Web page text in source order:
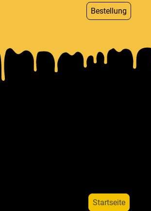
Bestellung
Startseite